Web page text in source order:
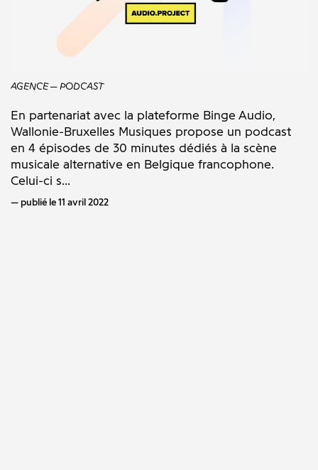
AGENCE PODCAST
En partenariat avec la plateforme Binge Audio,
Wallonie-Bruxelles Musiques propose un podcast
en 4 épisodes de 30 minutes dédiés à la scène
musicale alternative en Belgique francophone.
Celui-ci s...
publié le 11 avril 2022